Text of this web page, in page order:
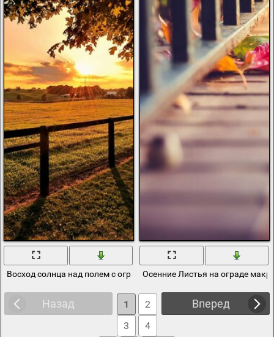
Восход солнца над полем с оградойОсенние Листья на ограде
Назад Вперед
1
2
3
4